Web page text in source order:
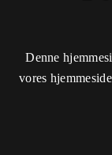
Denne
vores